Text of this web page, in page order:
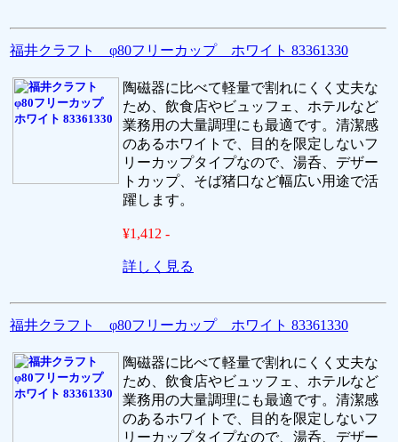
福井クラフト φ80フリーカップ ホワイト 83361330
陶磁器に比べて軽量で割れにくく丈夫な
ため、飲食店やビュッフェ、ホテルなど
業務用の大量調理にも最適です。清潔感
のあるホワイトで、目的を限定しないフ
リーカップタイプなので、湯呑、デザー
トカップ、そば猪口など幅広い用途で活
躍します。
¥1,412 -
詳しく見る
福井クラフト φ80フリーカップ ホワイト 83361330
陶磁器に比べて軽量で割れにくく丈夫な
ため、飲食店やビュッフェ、ホテルなど
業務用の大量調理にも最適です。清潔感
のあるホワイトで、目的を限定しないフ
リーカップタイプなので、湯呑、デザー